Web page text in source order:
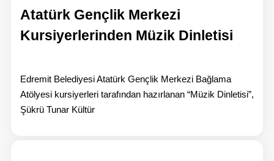
Atatürk Gençlik Merkezi
Kursiyerlerinden Müzik Dinletisi
Edremit Belediyesi Atatürk Gençlik Merkezi Bağlama
Atölyesi kursiyerleri tarafından hazırlanan “Müzik Dinletisi”,
Şükrü Tunar Kültür